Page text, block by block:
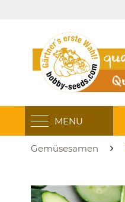
MENU
Gemüsesamen